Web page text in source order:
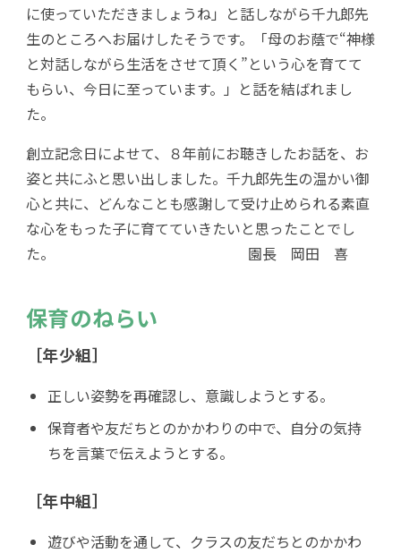
に使っていただきましょうね」と話しながら千九郎先
生のところへお届けしたそうです。「母のお蔭で“神様
と対話しながら生活をさせて頂く”という心を育てて
もらい、今日に至っています。」と話を結ばれまし
た。
創立記念日によせて、８年前にお聴きしたお話を、お
姿と共にふと思い出しました。千九郎先生の温かい御
心と共に、どんなことも感謝して受け止められる素直
な心をもった子に育てていきたいと思ったことでし
た。 園長 岡田 喜
保育のねらい
［年少組］
正しい姿勢を再確認し、意識しようとする。
保育者や友だちとのかかわりの中で、自分の気持
ちを言葉で伝えようとする。
［年中組］
遊びや活動を通して、クラスの友だちとのかかわ